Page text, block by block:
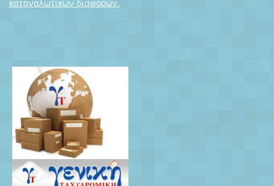
καταναλωτικών διαφορών.